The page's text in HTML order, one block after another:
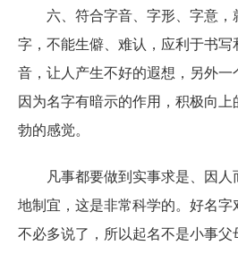
六、符合字音、字形、字意，
字，不能生僻、难认，应利于书写
音，让人产生不好的遐想，另外一
因为名字有暗示的作用，积极向
勃的感觉。
凡事都要做到实事求是、因人
地制宜，这是非常科学的。好名
不必多说了，所以起名不是小事父